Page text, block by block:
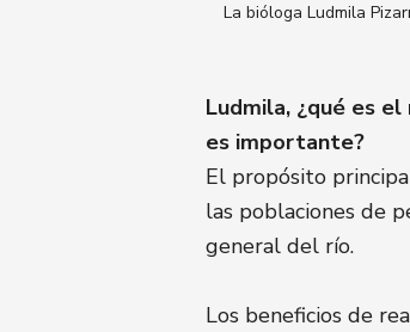
La bióloga Ludmila
Ludmila, ¿qué es
es importante?
El propósito
las poblaciones de
general del río.
Los beneficios de